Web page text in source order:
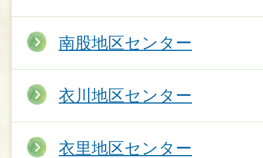
南股地区センター
衣川地区センター
衣里地区センター